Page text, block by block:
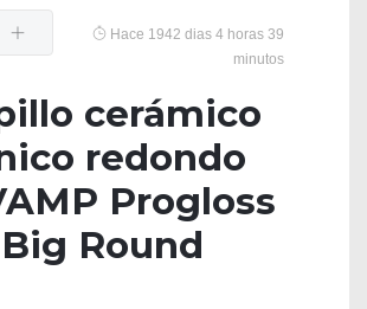
Hace 1942 dias 4 horas 39
minutos
cerámico
redondo
Progloss
Big Round